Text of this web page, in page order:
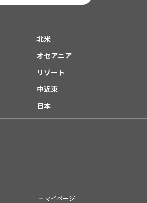
北米
オセアニア
リゾート
中近東
日本
マイページ